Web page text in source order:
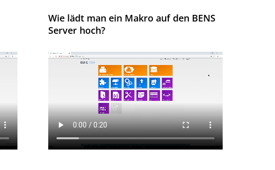
Wie lädt man ein Makro auf den BENS
Server hoch?